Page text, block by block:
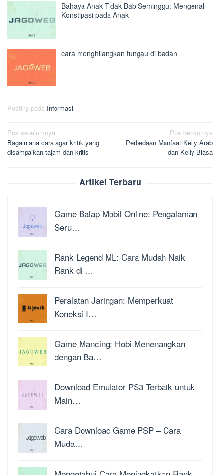
Bahaya Anak Tidak Bab Seminggu: Mengenal
Konstipasi pada Anak
cara menghilangkan tungau di badan
Posting pada Informasi
Navigasi
pos
Pos sebelumnya
Bagaimana cara agar kritik yang
disampaikan tajam dan kritis
Pos berikutnya
Perbedaan Manfaat Kelly Arab
dan Kelly Biasa
Artikel Terbaru
Game Balap Mobil Online: Pengalaman
Seru…
Rank Legend ML: Cara Mudah Naik
Rank di …
Peralatan Jaringan: Memperkuat
Koneksi I…
Game Mancing: Hobi Menenangkan
dengan Ba…
Download Emulator PS3 Terbaik untuk
Main…
Cara Download Game PSP – Cara
Muda…